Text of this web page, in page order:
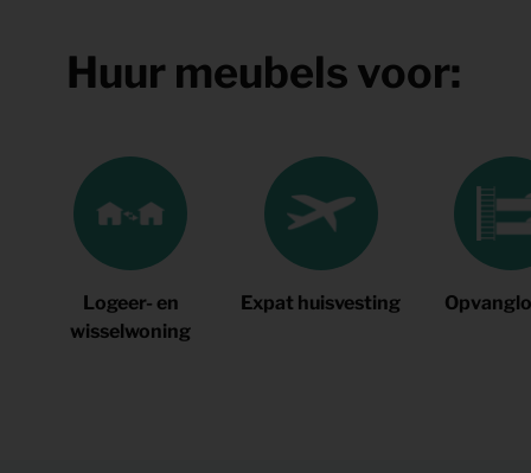
Huur meubels voor:
Logeer- en
wisselwoning
Expat huisvesting